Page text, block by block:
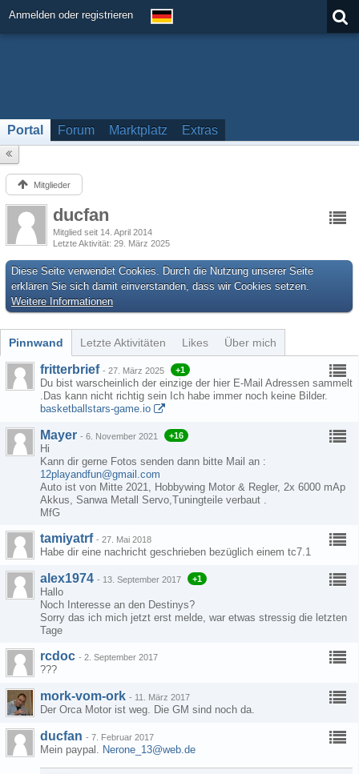
Anmelden oder registrieren
Portal Forum Marktplatz Extras
Mitglieder
ducfan
Mitglied seit 14. April 2014
Letzte Aktivität 29. März 2025
Diese Seite verwendet Cookies. Durch die Nutzung unserer Seite
erklären Sie sich damit einverstanden, dass wir Cookies setzen.
Weitere Informationen
Pinnwand Letzte Aktivitäten Likes Über mich
fritterbrief - 27. März 2025 +1
Du bist warscheinlich der einzige der hier E-Mail Adressen sammelt
.Das kann nicht richtig sein Ich habe immer noch keine Bilder.
basketballstars-game.io
Mayer - 6. November 2021 +16
Hi
Kann dir gerne Fotos senden dann bitte Mail an :
12playandfun@gmail.com
Auto ist von Mitte 2021, Hobbywing Motor & Regler, 2x 6000 mAp
Akkus, Sanwa Metall Servo,Tuningteile verbaut .
MfG
tamiyatrf - 27. Mai 2018
Habe dir eine nachricht geschrieben bezüglich einem tc7.1
alex1974 - 13. September 2017 +1
Hallo
Noch Interesse an den Destinys?
Sorry das ich mich jetzt erst melde, war etwas stressig die letzten
Tage
rcdoc - 2. September 2017
???
mork-vom-ork - 11. März 2017
Der Orca Motor ist weg. Die GM sind noch da.
ducfan - 7. Februar 2017
Mein paypal. Nerone_13@web.de